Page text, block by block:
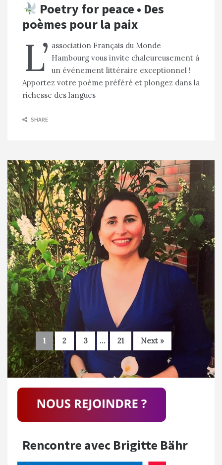
Poetry for peace • Des
poèmes pour la paix
L’ association Français du Monde
Hambourg vous invite chaleureusement à
un événement littéraire exceptionnel !
Apportez votre poème préféré et plongez dans la
richesse des langues
SHARE
Rencontre avec Brigitte Bähr
1 2 3 … 21 Next »